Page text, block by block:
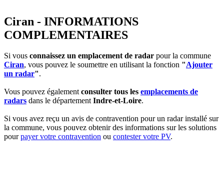
Ciran - INFORMATIONS
COMPLEMENTAIRES
Si vous connaissez un emplacement de radar pour la commune
Ciran, vous pouvez le soumettre en utilisant la fonction "Ajouter
un radar".
Vous pouvez égalementconsulter tous les emplacements de
radars dans le départementIndre-et-Loire.
Si vous avez reçu un avis de contravention pour un radar installé sur
la commune, vous pouvez obtenir des informations sur les solutions
pourpayer votre contravention ou contester votre PV.